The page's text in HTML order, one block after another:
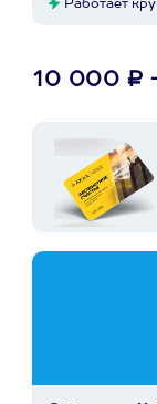
Работает
10 000 ₽